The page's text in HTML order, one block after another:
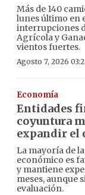
Más de 140
lunes último en
interrupciones
Agrícola y
vientos fuertes.
Agosto 7, 2026
Economía
Entidades
coyuntura
expandir el
La mayoría de
económico es
y mantiene
meses, aunque
evaluación.